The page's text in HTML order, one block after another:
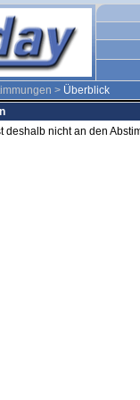
> Überblick
deshalb nicht an den